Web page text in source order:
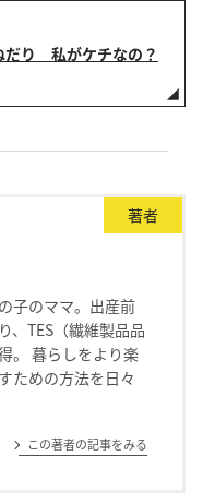
だり 私がケチなの？
著者
子のママ。出産前
、TES（繊維製品品
。 暮らしをより楽
ための方法を日々
この著者の記事をみる